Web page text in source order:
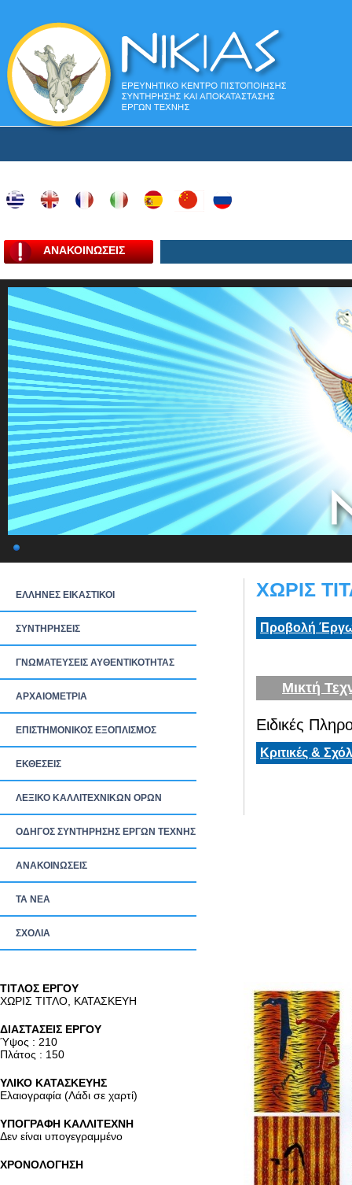
ΑΝΑΚΟΙΝΩΣΕΙΣ
ΕΛΛΗΝΕΣ ΕΙΚΑΣΤΙΚΟΙ
ΣΥΝΤΗΡΗΣΕΙΣ
ΓΝΩΜΑΤΕΥΣΕΙΣ ΑΥΘΕΝΤΙΚΟΤΗΤΑΣ
ΑΡΧΑΙΟΜΕΤΡΙΑ
ΕΠΙΣΤΗΜΟΝΙΚΟΣ ΕΞΟΠΛΙΣΜΟΣ
ΕΚΘΕΣΕΙΣ
ΛΕΞΙΚΟ ΚΑΛΛΙΤΕΧΝΙΚΩΝ ΟΡΩΝ
ΟΔΗΓΟΣ ΣΥΝΤΗΡΗΣΗΣ ΕΡΓΩΝ ΤΕΧΝΗΣ
ΑΝΑΚΟΙΝΩΣΕΙΣ
ΤΑ ΝEΑ
ΣΧΟΛΙΑ
ΧΩΡΙΣ
Προβολή
Μικτή
Ειδικές
Κριτικές &
TITΛΟΣ ΕΡΓΟΥ
ΧΩΡΙΣ ΤΙΤΛΟ, ΚΑΤΑΣΚΕΥΗ
ΔΙΑΣΤΑΣΕΙΣ ΕΡΓΟΥ
Ύψος : 210
Πλάτος : 150
ΥΛΙΚΟ ΚΑΤΑΣΚΕΥΗΣ
Ελαιογραφία (Λάδι σε χαρτί)
ΥΠΟΓΡΑΦΗ ΚΑΛΛΙΤΕΧΝΗ
Δεν είναι υπογεγραμμένο
ΧΡΟΝΟΛΟΓΗΣΗ